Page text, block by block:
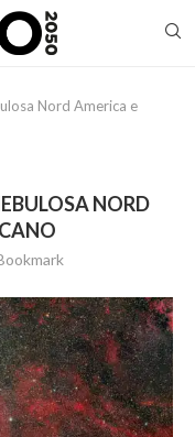
Nord America e
NORD